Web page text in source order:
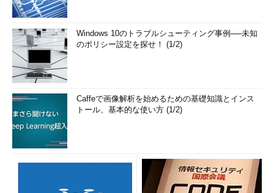
Windows 10のトラブルシューティング事例──未知
のポリシー設定を探せ！ (1/2)
Caffeで画像解析を始めるための基礎知識とインス
トール、基本的な使い方 (1/2)